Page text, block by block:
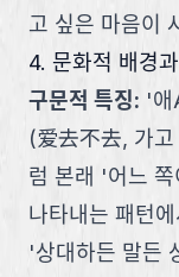
고 싶은 마음이
4. 문화적 배경
구문적 특징: '애
(爱去不去, 가고
럼 본래 '어느
나타내는 패턴
'상대하든 말든